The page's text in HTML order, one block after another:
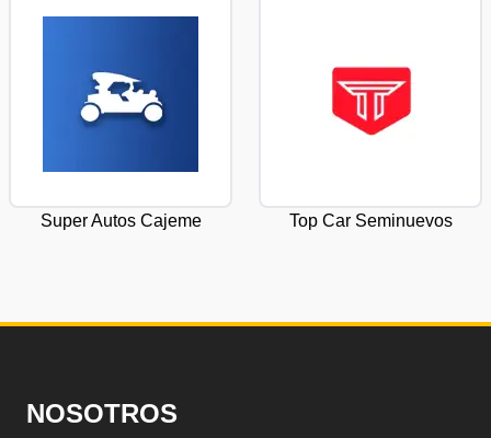
Super Autos Cajeme Top Car Seminuevos
NOSOTROS